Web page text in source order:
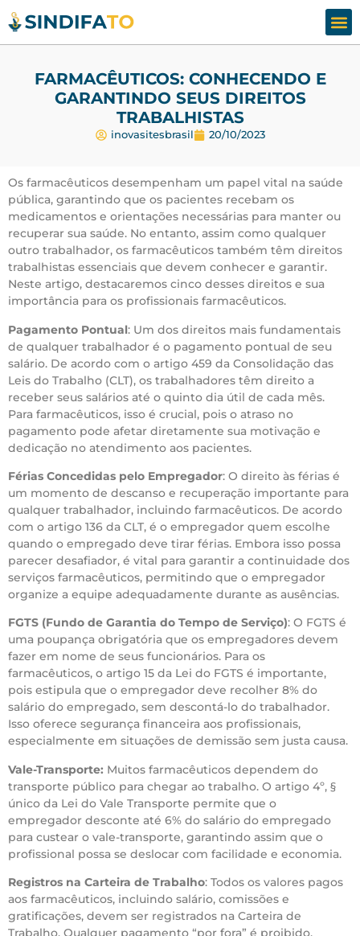
FARMACÊUTICOS: CONHECENDO E
GARANTINDO SEUS DIREITOS
TRABALHISTAS
inovasitesbrasil 20/10/2023
Os farmacêuticos desempenham um papel vital na saúde
pública, garantindo que os pacientes recebam os
medicamentos e orientações necessárias para manter ou
recuperar sua saúde. No entanto, assim como qualquer
outro trabalhador, os farmacêuticos também têm direitos
trabalhistas essenciais que devem conhecer e garantir.
Neste artigo, destacaremos cinco desses direitos e sua
importância para os profissionais farmacêuticos.
Pagamento Pontual: Um dos direitos mais fundamentais
de qualquer trabalhador é o pagamento pontual de seu
salário. De acordo com o artigo 459 da Consolidação das
Leis do Trabalho (CLT), os trabalhadores têm direito a
receber seus salários até o quinto dia útil de cada mês.
Para farmacêuticos, isso é crucial, pois o atraso no
pagamento pode afetar diretamente sua motivação e
dedicação no atendimento aos pacientes.
Férias Concedidas pelo Empregador: O direito às férias é
um momento de descanso e recuperação importante para
qualquer trabalhador, incluindo farmacêuticos. De acordo
com o artigo 136 da CLT, é o empregador quem escolhe
quando o empregado deve tirar férias. Embora isso possa
parecer desafiador, é vital para garantir a continuidade dos
serviços farmacêuticos, permitindo que o empregador
organize a equipe adequadamente durante as ausências.
FGTS (Fundo de Garantia do Tempo de Serviço): O FGTS é
uma poupança obrigatória que os empregadores devem
fazer em nome de seus funcionários. Para os
farmacêuticos, o artigo 15 da Lei do FGTS é importante,
pois estipula que o empregador deve recolher 8% do
salário do empregado, sem descontá-lo do trabalhador.
Isso oferece segurança financeira aos profissionais,
especialmente em situações de demissão sem justa causa.
Vale-Transporte: Muitos farmacêuticos dependem do
transporte público para chegar ao trabalho. O artigo 4º, §
único da Lei do Vale Transporte permite que o
empregador desconte até 6% do salário do empregado
para custear o vale-transporte, garantindo assim que o
profissional possa se deslocar com facilidade e economia.
Registros na Carteira de Trabalho: Todos os valores pagos
aos farmacêuticos, incluindo salário, comissões e
gratificações, devem ser registrados na Carteira de
Trabalho. Qualquer pagamento “por fora” é proibido,